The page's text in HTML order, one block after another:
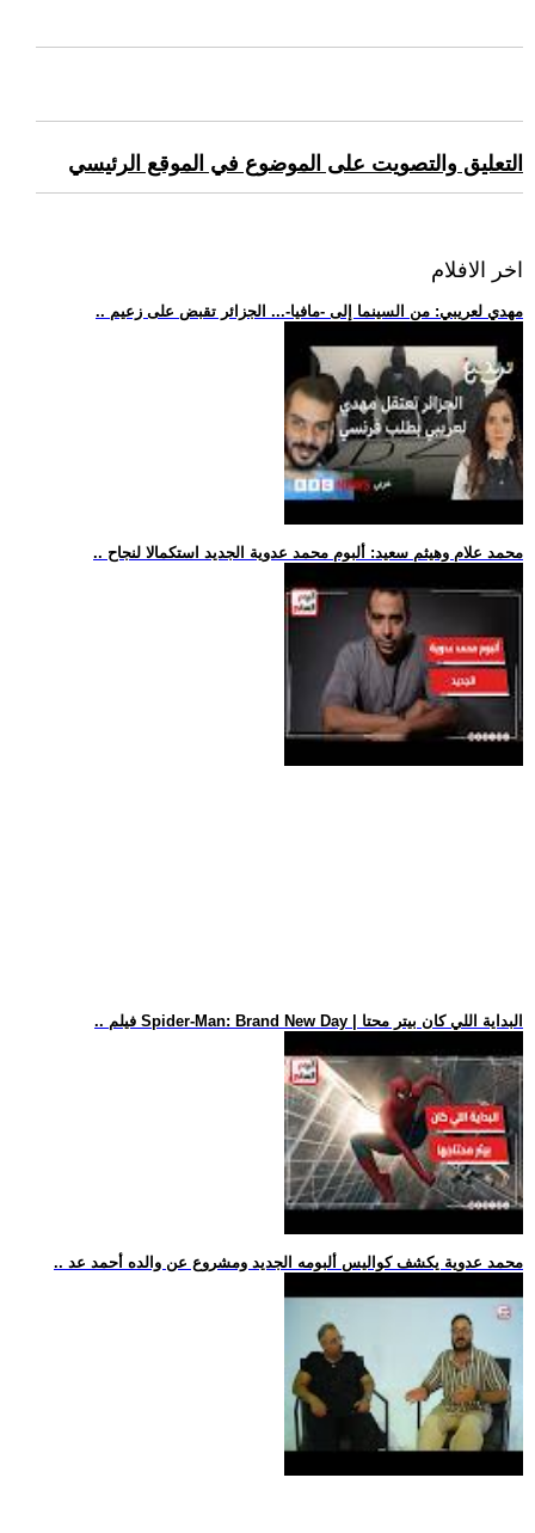
التعليق والتصويت على الموضوع في الموقع الرئيسي
اخر الافلام
.. مهدي لعريبي: من السينما إلى -مافيا-... الجزائر تقبض على زعيم
.. محمد علام وهيثم سعيد: ألبوم محمد عدوية الجديد استكمالا لنجاح
.. فيلم Spider-Man: Brand New Day | البداية اللي كان بيتر محتا
.. محمد عدوية يكشف كواليس ألبومه الجديد ومشروع عن والده أحمد عد